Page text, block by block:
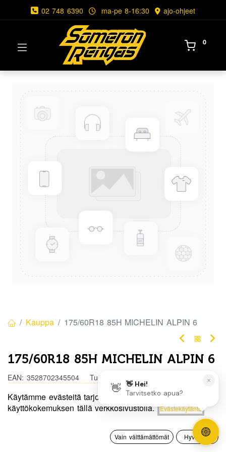
Hinta:
Lisää ostoskoriin
0
Toivelista Tili
02 748 6390 ma-pe 8-16:30 ajo-ohjeet
0
Kauppa 175/60R18 85H MICHELIN ALPIN 6
175/60R18 85H MICHELIN ALPIN 6
EAN: 3528702345504 Tuotekoodi:
Tällä tuotteella ei ole kelvollista yhdistelmää.
Käytämme evästeitä tarjotaksemme sinulle paremman
käyttökokemuksen tällä verkkosivustolla.
Evästekäytäntö
Vain välttämättömät Hyväksyn